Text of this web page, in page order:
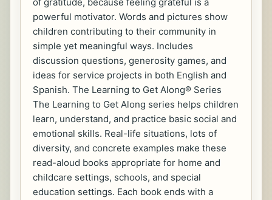
powerful motivator. Words and pictures show
children contributing to their community in
simple yet meaningful ways. Includes
discussion questions, generosity games, and
ideas for service projects in both English and
Spanish. The Learning to Get Along® Series
The Learning to Get Along series helps children
learn, understand, and practice basic social and
emotional skills. Real-life situations, lots of
diversity, and concrete examples make these
read-aloud books appropriate for home and
childcare settings, schools, and special
education settings. Each book ends with a